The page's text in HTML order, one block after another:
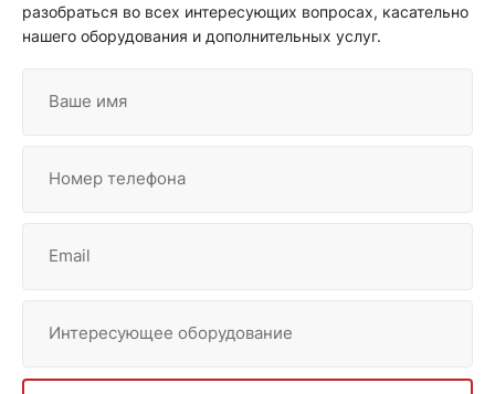
разобраться во всех интересующих вопросах, касательно
нашего оборудования и дополнительных услуг.
Ваше имя
Номер телефона
Email
Интересующее оборудование